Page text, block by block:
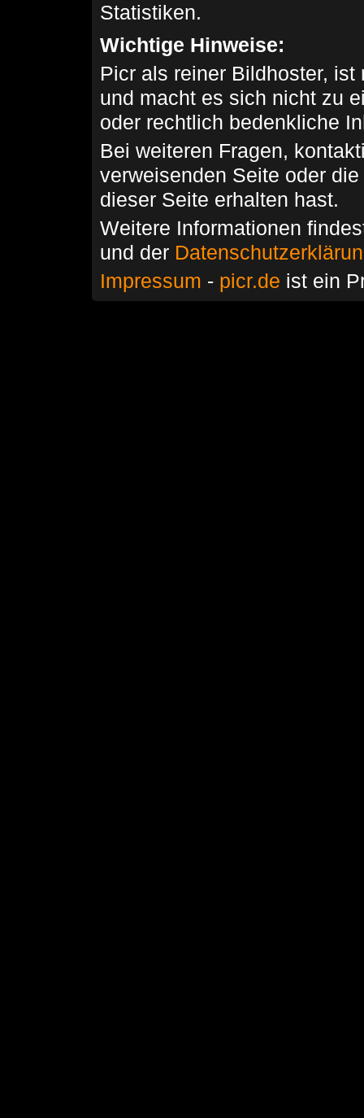
Statistiken.
Wichtige Hinweise:
Picr als reiner Bildhoster,
und macht es sich nicht zu
oder rechtlich bedenkliche
Bei weiteren Fragen,
verweisenden Seite oder
dieser Seite erhalten hast.
Weitere Informationen
und der
Impressum - picr.de ist ein